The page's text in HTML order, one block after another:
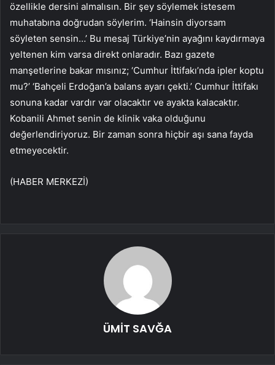
özellikle dersini almalısın. Bir şey söylemek istesem
muhatabına doğrudan söylerim. ‘Hainsin diyorsam
söyleten sensin…’ Bu mesaj Türkiye’nin ayağını kaydırmaya
yeltenen kim varsa direkt onlaradır. Bazı gazete
manşetlerine bakar mısınız; ‘Cumhur İttifakı’nda ipler koptu
mu?’ ‘Bahçeli Erdoğan’a balans ayarı çekti.’ Cumhur İttifakı
sonuna kadar vardır var olacaktır ve ayakta kalacaktır.
Kobanili Ahmet senin de klinik vaka olduğunu
değerlendiriyoruz. Bir zaman sonra hiçbir aşı sana fayda
etmeyecektir.
(HABER MERKEZİ)
ÜMİT SAVĞA